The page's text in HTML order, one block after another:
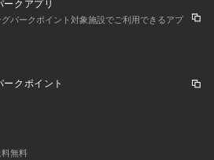
クアプリ
パークポイント対象施設でご利用できるアプ
クポイント
料無料